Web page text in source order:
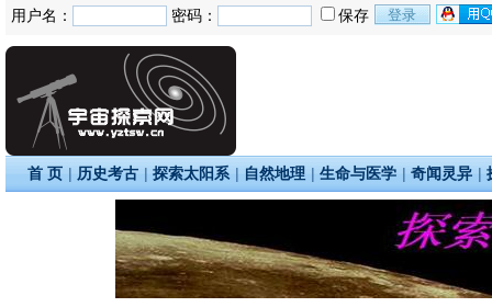
用户名： 密码： 保存
首 页 | 历史考古 | 探索太阳系 | 自然地理 | 生命与医学 | 奇闻灵异 |